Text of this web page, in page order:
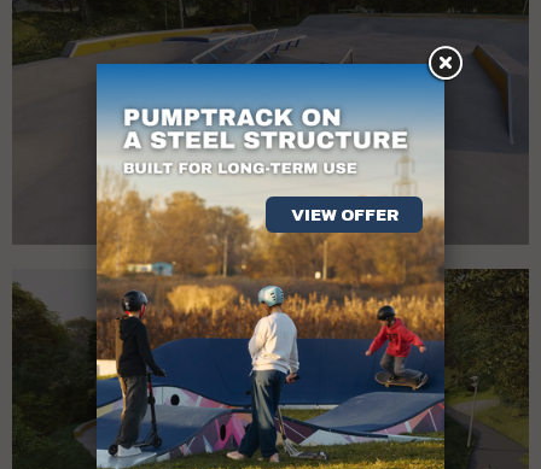
VIEW OFFER